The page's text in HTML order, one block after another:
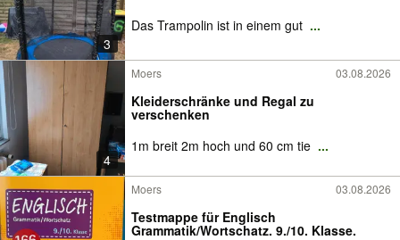
3
Das Trampolin ist in einem gut ...
4
Moers 03.08.2026
Kleiderschränke und Regal zu
verschenken
1m breit 2m hoch und 60 cm tie ...
Moers 03.08.2026
Testmappe für Englisch
Grammatik/Wortschatz. 9./10. Klasse.